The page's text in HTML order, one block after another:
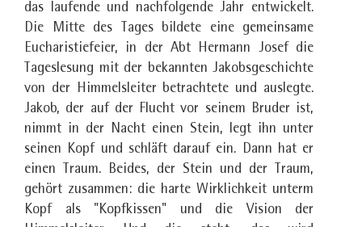
das laufende und nachfolgende Jahr entwickelt.
Die Mitte des Tages bildete eine gemeinsame
Eucharistiefeier, in der Abt Hermann Josef die
Tageslesung mit der bekannten Jakobsgeschichte
von der Himmelsleiter betrachtete und auslegte.
Jakob, der auf der Flucht vor seinem Bruder ist,
nimmt in der Nacht einen Stein, legt ihn unter
seinen Kopf und schläft darauf ein. Dann hat er
einen Traum. Beides, der Stein und der Traum,
gehört zusammen: die harte Wirklichkeit unterm
Kopf als "Kopfkissen" und die Vision der